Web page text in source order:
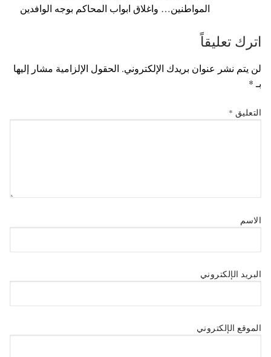
المواطنين… واغلاق ابواب المحاكم بوجه الوافدين
اترك تعليقاً
لن يتم نشر عنوان بريدك الإلكتروني. الحقول الإلزامية مشار إليها
بـ *
التعليق *
الاسم
البريد الإلكتروني
الموقع الإلكتروني